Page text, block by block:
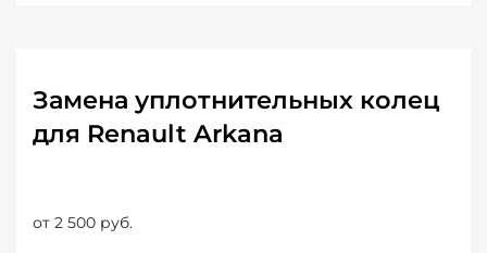
Замена уплотнительных колец
для Renault Arkana
от 2 500 руб.